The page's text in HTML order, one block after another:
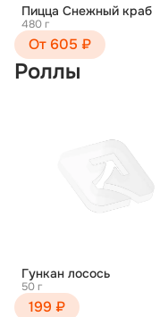
Пицца Снежный краб
480 г
От 605 ₽
Роллы
Гункан лосось
50 г
199 ₽